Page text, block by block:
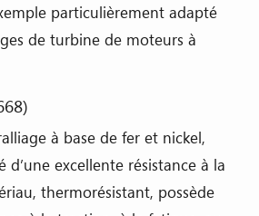
particulièrement adapté
de turbine de moteurs à
à base de fer et nickel,
d’une excellente résistance à la
thermorésistant, possède